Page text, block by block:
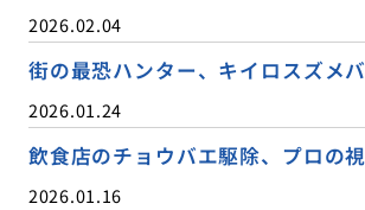
2026.02.04
街の最恐ハンター、キイロスズメ
2026.01.24
飲食店のチョウバエ駆除、プロの
2026.01.16